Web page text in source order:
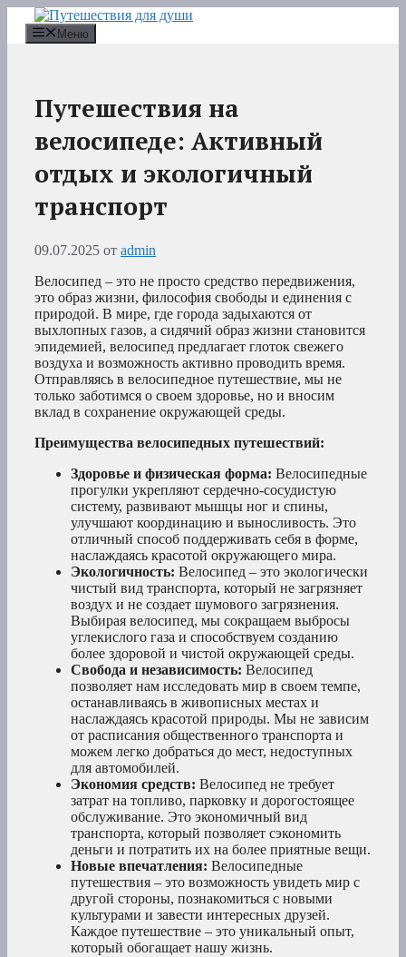
Перейти
содержимому
Меню
Путешествия на
велосипеде: Активный
отдых и экологичный
транспорт
09.07.2025 от admin
Велосипед – это не просто средство передвижения,
это образ жизни, философия свободы и единения с
природой. В мире, где города задыхаются от
выхлопных газов, а сидячий образ жизни становится
эпидемией, велосипед предлагает глоток свежего
воздуха и возможность активно проводить время.
Отправляясь в велосипедное путешествие, мы не
только заботимся о своем здоровье, но и вносим
вклад в сохранение окружающей среды.
Преимущества велосипедных путешествий:
Здоровье и физическая форма: Велосипедные
прогулки укрепляют сердечно-сосудистую
систему, развивают мышцы ног и спины,
улучшают координацию и выносливость. Это
отличный способ поддерживать себя в форме,
наслаждаясь красотой окружающего мира.
Экологичность: Велосипед – это экологически
чистый вид транспорта, который не загрязняет
воздух и не создает шумового загрязнения.
Выбирая велосипед, мы сокращаем выбросы
углекислого газа и способствуем созданию
более здоровой и чистой окружающей среды.
Свобода и независимость: Велосипед
позволяет нам исследовать мир в своем темпе,
останавливаясь в живописных местах и
наслаждаясь красотой природы. Мы не зависим
от расписания общественного транспорта и
можем легко добраться до мест, недоступных
для автомобилей.
Экономия средств: Велосипед не требует
затрат на топливо, парковку и дорогостоящее
обслуживание. Это экономичный вид
транспорта, который позволяет сэкономить
деньги и потратить их на более приятные вещи.
Новые впечатления: Велосипедные
путешествия – это возможность увидеть мир с
другой стороны, познакомиться с новыми
культурами и завести интересных друзей.
Каждое путешествие – это уникальный опыт,
который обогащает нашу жизнь.